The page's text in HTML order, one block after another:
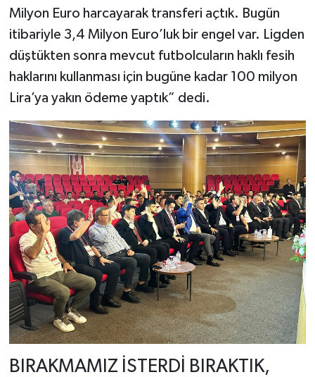
Milyon Euro harcayarak transferi açtık. Bugün
itibariyle 3,4 Milyon Euro’luk bir engel var. Ligden
düştükten sonra mevcut futbolcuların haklı fesih
haklarını kullanması için bugüne kadar 100 milyon
Lira’ya yakın ödeme yaptık” dedi.
BIRAKMAMIZ İSTERDİ BIRAKTIK,